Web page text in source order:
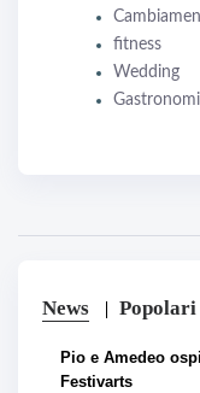
fitness
Wedding
News Popolari
Pio e Amedeo
Festivarts